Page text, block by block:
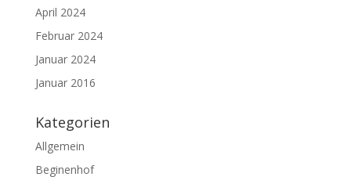
April 2024
Februar 2024
Januar 2024
Januar 2016
Kategorien
Allgemein
Beginenhof